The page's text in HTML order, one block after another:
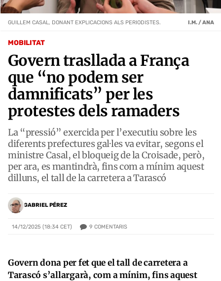
MOBILITAT
Govern trasllada a França
que “no podem ser
damnificats” per les
protestes dels ramaders
La “pressió” exercida per l’executiu sobre les
diferents prefectures gal·les va evitar, segons el
ministre Casal, el bloqueig de la Croisade, però,
per ara, es mantindrà, fins com a mínim aquest
dilluns, el tall de la carretera a Tarascó
GABRIEL PÉREZ
14/12/2025 (18:34 CET) 9 COMENTARIS
GUILLEM CASAL, DONANT EXPLICACIONS ALS PERIODISTES. I.M. / ANA
Govern dona per fet que el tall de carretera a
Tarascó s’allargarà, com a mínim, fins aquest